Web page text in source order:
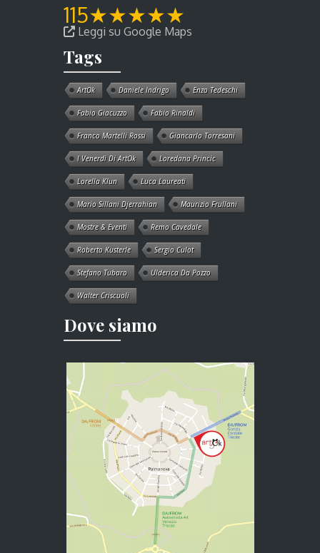
115★★★★★
Leggi su Google Maps
Tags
ArtOk Daniele Indrigo Enzo Tedeschi
Fabio Giacuzzo Fabio Rinaldi
Franco Martelli Rossi Giancarlo Torresani
I Venerdì Di ArtOk Loredana Princic
Lorella Klun Luca Laureati
Mario Sillani Djerrahian Maurizio Frullani
Mostre & Eventi Remo Cavedale
Roberto Kusterle Sergio Culot
Stefano Tubaro Ulderica Da Pozzo
Walter Criscuoli
Dove siamo